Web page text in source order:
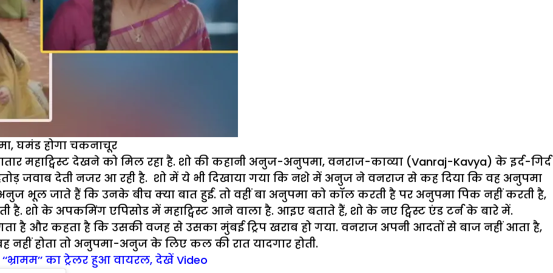
घमंड होगा चकनाचूर
महाट्विस्ट देखने को मिल रहा है. शो की कहानी अनुज-अनुपमा, वनराज-काव्या (Vanraj-Kavya) के इर्द-गिर्द
जवाब देती नजर आ रही है. शो में ये भी दिखाया गया कि नशे में अनुज ने वनराज से कह दिया कि वह अनुपमा
भूल जाते हैं कि उनके बीच क्या बात हुई. तो वहीं बा अनुपमा को कॉल करती है पर अनुपमा पिक नहीं करती है,
शो के अपकमिंग एपिसोड में महाट्विस्ट आने वाला है. आइए बताते हैं, शो के नए ट्विस्ट एंड टर्न के बारे में.
है और कहता है कि उसकी वजह से उसका मुंबई ट्रिप खराब हो गया. वनराज अपनी आदतों से बाज नहीं आता है,
नहीं होता तो अनुपमा-अनुज के लिए कल की रात यादगार होती.
का ट्रेलर हुआ वायरल, देखें Video